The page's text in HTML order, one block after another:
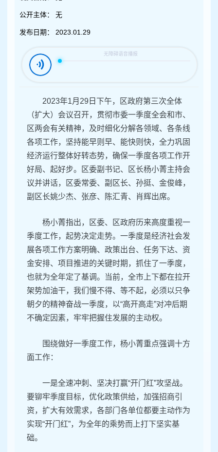
公开主体： 无
发布日期： 2023.01.29
2023年1月29日下午，区政府第三次全体
（扩大）会议召开，贯彻市委一季度全会和市、
区两会有关精神，及时细化分解各领域、各条线
各项工作，坚持能早则早、能快则快，全力巩固
经济运行整体好转态势，确保一季度各项工作开
好局、起好步。区委副书记、区长杨小菁主持会
议并讲话，区委常委、副区长、孙挺、金俊峰，
副区长姚少杰、张彦、陈汇青、肖辉出席。
杨小菁指出，区委、区政府历来高度重视一
季度工作，起势决定走势。一季度是经济社会发
展各项工作方案明确、政策出台、任务下达、资
金安排、项目推进的关键时期，抓住了一季度，
也就为全年定了基调。当前，全市上下都在拉开
架势加油干，我们慢不得、等不起，必须以只争
朝夕的精神奋战一季度，以“高开高走”对冲后期
不确定因素，牢牢把握住发展的主动权。
围绕做好一季度工作，杨小菁重点强调十方
面工作：
一是全速冲刺、坚决打赢“开门红”攻坚战。
要铆牢季度目标，优化政策供给，加强招商引
资，扩大有效需求，各部门各单位都要主动作为
实现“开门红”，为全年的乘势而上打下坚实基
础。